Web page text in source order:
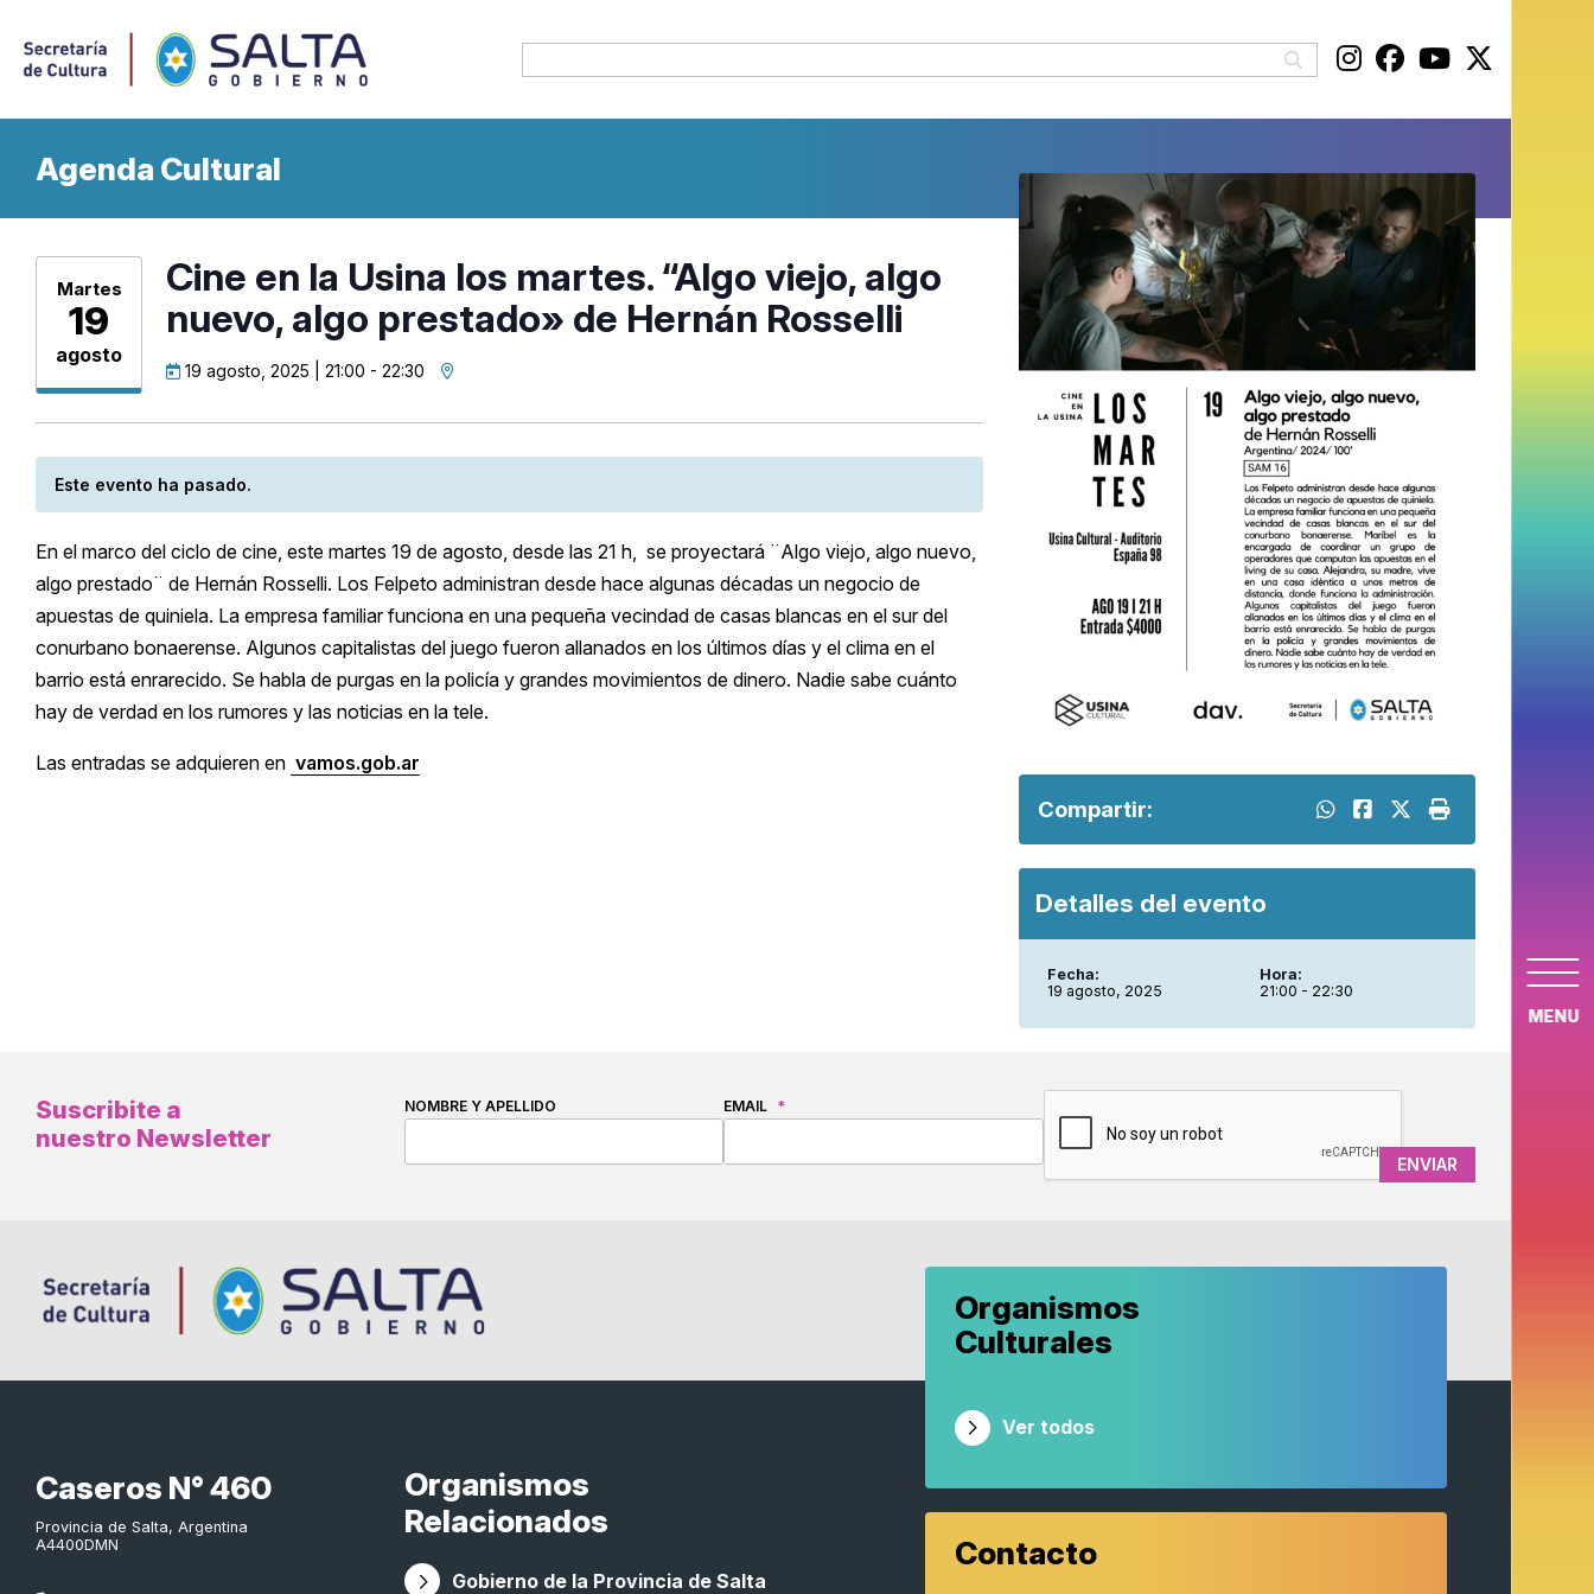
MENU
Agenda Cultural
Martes
19
agosto
Cine en la Usina los martes. “Algo viejo, algo
nuevo, algo prestado» de Hernán Rosselli
19 agosto, 2025 | 21:00 - 22:30
Este evento ha pasado.
En el marco del ciclo de cine, este martes 19 de agosto, desde las 21 h, se proyectará ¨Algo viejo, algo nuevo,
algo prestado¨ de Hernán Rosselli. Los Felpeto administran desde hace algunas décadas un negocio de
apuestas de quiniela. La empresa familiar funciona en una pequeña vecindad de casas blancas en el sur del
conurbano bonaerense. Algunos capitalistas del juego fueron allanados en los últimos días y el clima en el
barrio está enrarecido. Se habla de purgas en la policía y grandes movimientos de dinero. Nadie sabe cuánto
hay de verdad en los rumores y las noticias en la tele.
Las entradas se adquieren en vamos.gob.ar
Compartir:
Detalles del evento
Fecha:
19 agosto, 2025
Hora:
21:00 - 22:30
Suscribite a
nuestro Newsletter
NOMBRE Y APELLIDO EMAIL *
Caseros N° 460
Provincia de Salta, Argentina
A4400DMN
Organismos
Relacionados
Gobierno de la Provincia de Salta
Organismos
Culturales
Ver todos
Contacto